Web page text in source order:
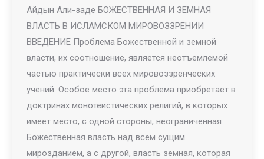
Айдын Али-заде БОЖЕСТВЕННАЯ И ЗЕМНАЯ
ВЛАСТЬ В ИСЛАМСКОМ МИРОВОЗЗРЕНИИ
ВВЕДЕНИЕ Проблема Божественной и земной
власти, их соотношение, является неотъемлемой
частью практически всех мировоззренческих
учений. Особое место эта проблема приобретает в
доктринах монотеистических религий, в которых
имеет место, с одной стороны, неограниченная
Божественная власть над всем сущим
мирозданием, а с другой, власть земная, которая